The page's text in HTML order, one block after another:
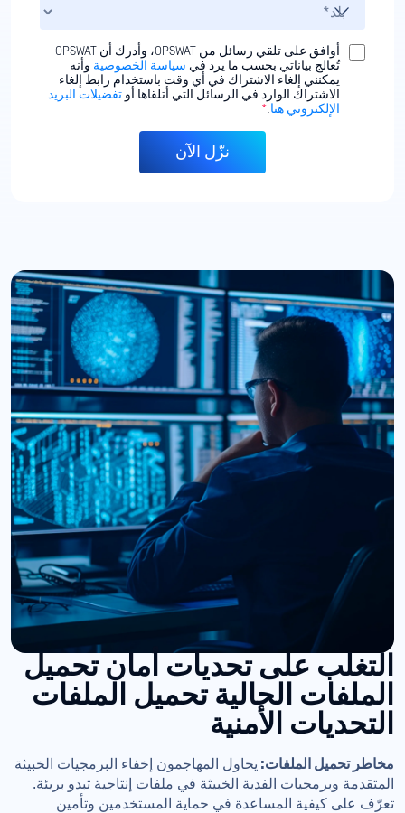
أوافق على تلقي رسائل من OPSWAT، وأدرك أن OPSWAT
تُعالج بياناتي بحسب ما يرد في سياسة الخصوصية وأنه
يمكنني إلغاء الاشتراك في أي وقت باستخدام رابط إلغاء
الاشتراك الوارد في الرسائل التي أتلقاها أو تفضيلات البريد
الإلكتروني هنا.
*
التغلب على تحديات أمان تحميل
الملفات الحاليةتحميل الملفات
التحديات الأمنية
مخاطر تحميل الملفات: يحاول المهاجمون إخفاء البرمجيات الخبيثة
المتقدمة وبرمجيات الفدية الخبيثة في ملفات إنتاجية تبدو بريئة.
تعرّف على كيفية المساعدة في حماية المستخدمين وتأمين